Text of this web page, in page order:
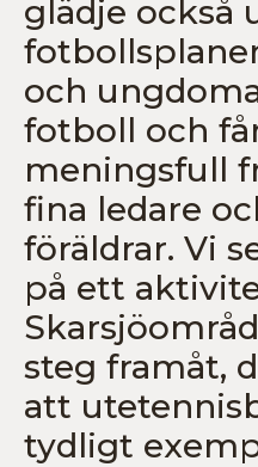
glädje också
och
fotboll och
meningsfull
fina ledare
föräldrar. Vi
på ett
steg framåt,
att
tydligt